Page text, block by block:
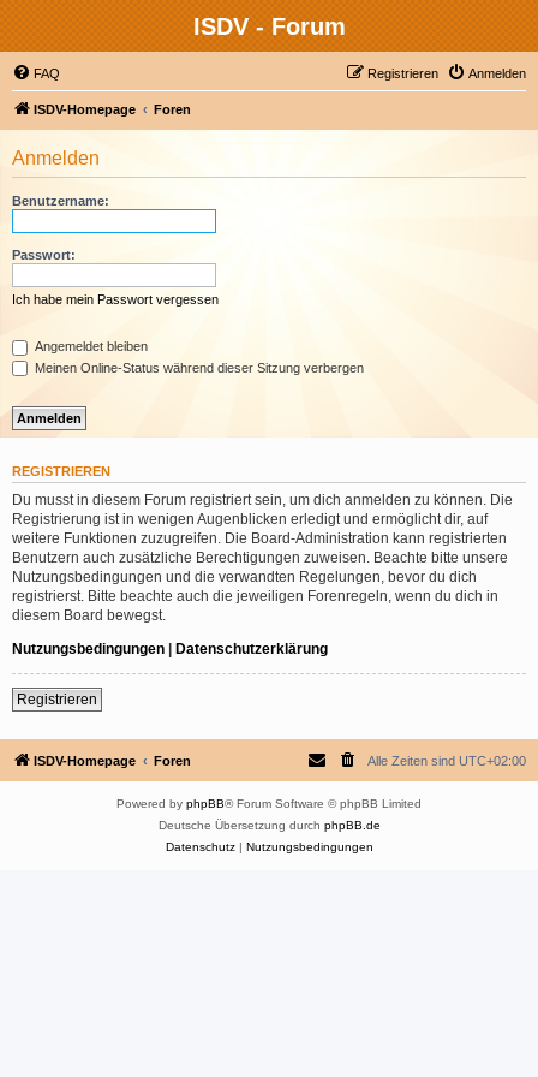
ISDV - Forum
FAQ Anmelden
Registrieren
ISDV-Homepage Foren
Anmelden
Benutzername:
Passwort:
Ich habe mein Passwort vergessen
Angemeldet bleiben
Meinen Online-Status während dieser Sitzung verbergen
REGISTRIEREN
Du musst in diesem Forum registriert sein, um dich anmelden zu können. Die
Registrierung ist in wenigen Augenblicken erledigt und ermöglicht dir, auf
weitere Funktionen zuzugreifen. Die Board-Administration kann registrierten
Benutzern auch zusätzliche Berechtigungen zuweisen. Beachte bitte unsere
Nutzungsbedingungen und die verwandten Regelungen, bevor du dich
registrierst. Bitte beachte auch die jeweiligen Forenregeln, wenn du dich in
diesem Board bewegst.
Nutzungsbedingungen | Datenschutzerklärung
Registrieren
ISDV-Homepage Foren Alle Zeiten sind UTC+02:00
Powered by phpBB® Forum Software © phpBB Limited
Deutsche Übersetzung durch phpBB.de
Datenschutz| Nutzungsbedingungen